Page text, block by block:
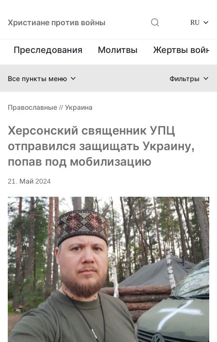
Христиане против войны RU
Преследования Молитвы Жертвы
Все пункты меню Фильтры
Православные // Украина
Херсонский священник УПЦ
отправился защищать Украину,
попав под мобилизацию
21. Май 2024